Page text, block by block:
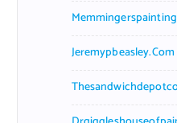
Jeremypbeasley.com